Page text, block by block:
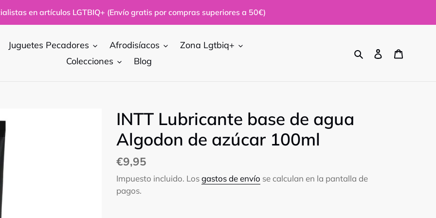
en artículos LGTBIQ+ (Envío gratis por compras superiores a 50€)
Juguetes Pecadores Afrodisíacos
Zona Lgtbiq+
Colecciones
Blog
BuscarIngresar
INTT Lubricante base de agua
Algodon de azúcar 100ml
Precio
habitual
€9,95
Impuesto incluido. Losgastos de envío se calculan en la pantalla de
pagos.